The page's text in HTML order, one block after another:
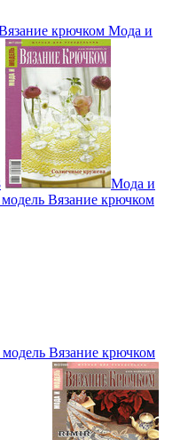
крючком Мода и
Мода и
Вязание крючком
Вязание крючком